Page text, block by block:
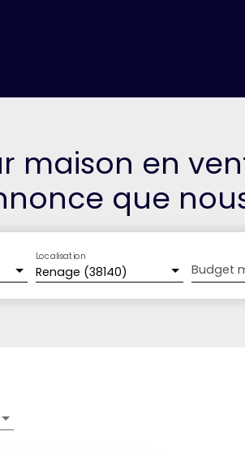
maison en
que
Renage (38140)
Localisation
Budget